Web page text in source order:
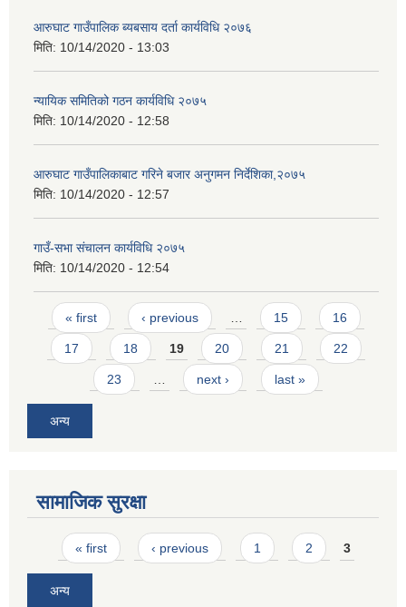
आरुघाट गाउँपालिक ब्यबसाय दर्ता कार्यविधि २०७६
मिति: 10/14/2020 - 13:03
न्यायिक समितिको गठन कार्यविधि २०७५
मिति: 10/14/2020 - 12:58
आरुघाट गाउँपालिकाबाट गरिने बजार अनुगमन निर्देशिका,२०७५
मिति: 10/14/2020 - 12:57
गाउँ-सभा संचालन कार्यविधि २०७५
मिति: 10/14/2020 - 12:54
Pages
« first ‹ previous 15 16
17 18 19 20 21 22
23 next › last »
अन्य
सामाजिक सुरक्षा
Pages
« first ‹ previous 1 2 3
अन्य